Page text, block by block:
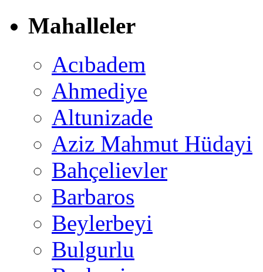
Mahalleler
Acıbadem
Ahmediye
Altunizade
Aziz Mahmut Hüdayi
Bahçelievler
Barbaros
Beylerbeyi
Bulgurlu